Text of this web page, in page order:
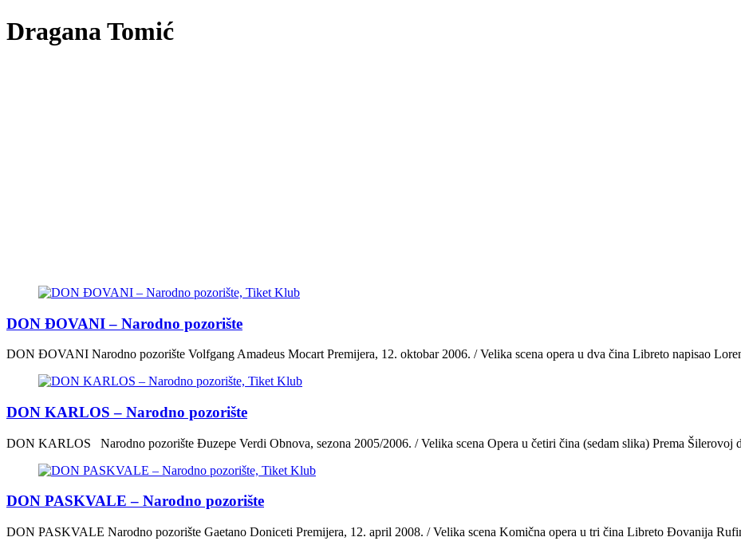
Dragana Tomić
DON ĐOVANI – Nаrodno pozorište
DON ĐOVANI Nаrodno pozorište Volfgang Amadeus Mocart Premijera, 12. oktobar 2006. / Velika scena opera u dva čina Libreto napisao
DON KARLOS – Nаrodno pozorište
DON KARLOS Nаrodno pozorište Đuzepe Verdi Obnova, sezona 2005/2006. / Velika scena Opera u četiri čina (sedam slika) Prema Šilerovoj
DON PASKVALE – Nаrodno pozorište
DON PASKVALE Nаrodno pozorište Gaetano Doniceti Premijera, 12. april 2008. / Velika scena Komična opera u tri čina Libreto Đovanija